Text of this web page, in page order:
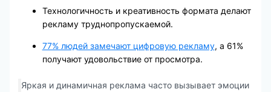
Технологичность и креативность формата делают
рекламу труднопропускаемой.
77% людей замечают цифровую рекламу, а 61%
получают удовольствие от просмотра.
Яркая и динамичная реклама часто вызывает эмоции